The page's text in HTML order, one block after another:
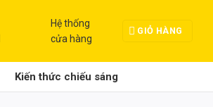
Hệ thống
cửa hàng
GIỎ HÀNG
Kiến thức chiếu sáng